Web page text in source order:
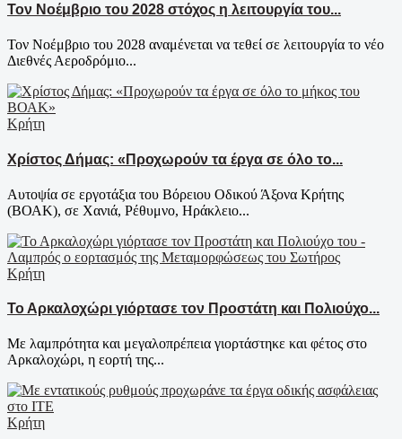
Τον Νοέμβριο του 2028 στόχος η λειτουργία του...
Τον Νοέμβριο του 2028 αναμένεται να τεθεί σε λειτουργία το νέο
Διεθνές Αεροδρόμιο...
Κρήτη
Χρίστος Δήμας: «Προχωρούν τα έργα σε όλο το...
Αυτοψία σε εργοτάξια του Βόρειου Οδικού Άξονα Κρήτης
(ΒΟΑΚ), σε Χανιά, Ρέθυμνο, Ηράκλειο...
Κρήτη
Το Αρκαλοχώρι γιόρτασε τον Προστάτη και Πολιούχο...
Με λαμπρότητα και μεγαλοπρέπεια γιορτάστηκε και φέτος στο
Αρκαλοχώρι, η εορτή της...
Κρήτη